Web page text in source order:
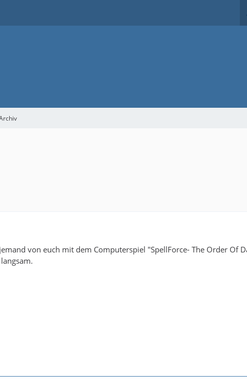
von euch mit dem Computerspiel "SpellForce- The Order Of